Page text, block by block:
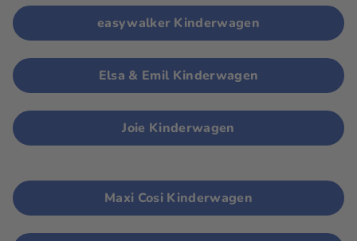
easywalker Kinderwagen
Elsa & Emil Kinderwagen
Joie Kinderwagen
Maxi Cosi Kinderwagen